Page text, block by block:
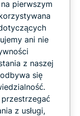
pierwszym
ani nie
z naszej
odbywa się
z usługi,